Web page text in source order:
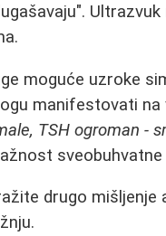
moguće uzroke
manifestovati na
TSH ogroman -
drugo